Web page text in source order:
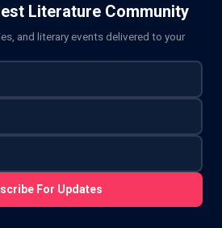
Literature Community
and literary events delivered to your
For Updates